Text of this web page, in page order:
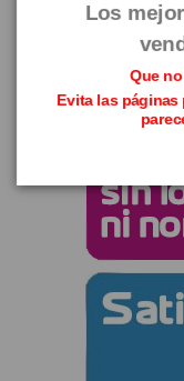
Los
Que
Evita las